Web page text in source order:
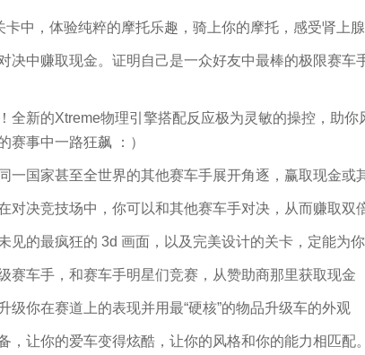
中，体验纯粹的摩托乐趣，骑上你的摩托，感受肾上腺
决中赚取现金。证明自己是一众好友中最棒的极限赛车
全新的Xtreme物理引擎搭配反应极为灵敏的操控，助你
赛事中一路狂飙 ：）
一国家甚至全世界的其他赛车手展开角逐，赢取现金或
对决竞技场中，你可以和其他赛车手对决，从而赚取双
见的最疯狂的 3d 画面，以及完美设计的关卡，定能为你
赛车手，和赛车手明星们竞赛，从赞助商那里获取现金
级你在赛道上的表现并用最“硬核”的物品升级车的外观
，让你的爱车变得炫酷，让你的风格和你的能力相匹配。